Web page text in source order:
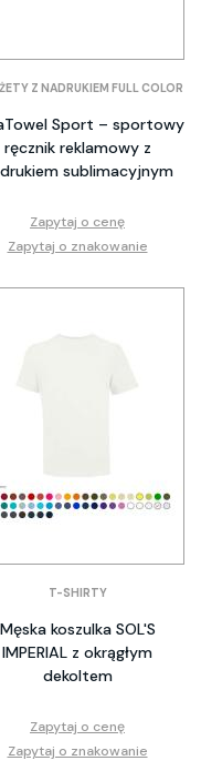
Z NADRUKIEM FULL COLOR
Sport – sportowy
ręcznik reklamowy z
sublimacyjnym
Zapytaj o cenę
Zapytaj o znakowanie
T-SHIRTY
Męska koszulka SOL'S
IMPERIAL z okrągłym
dekoltem
Zapytaj o cenę
Zapytaj o znakowanie